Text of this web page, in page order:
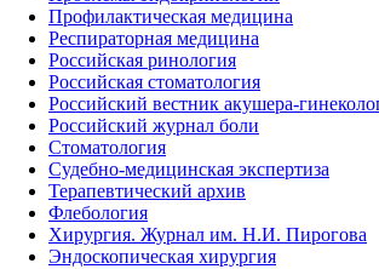
Профилактическая медицина
Респираторная медицина
Российская ринология
Российская стоматология
Российский вестник акушера-
Российский журнал боли
Стоматология
Судебно-медицинская экспертиза
Терапевтический архив
Флебология
Хирургия. Журнал им. Н.И. Пирогова
Эндоскопическая хирургия